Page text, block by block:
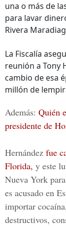
una o más de
para lavar
Rivera
La Fiscalía
reunión a Tony
cambio de esa
millón de
Además: Quién
presidente de
Hernández fue
Florida, y este
Nueva York
es acusado en
importar
destructivos,